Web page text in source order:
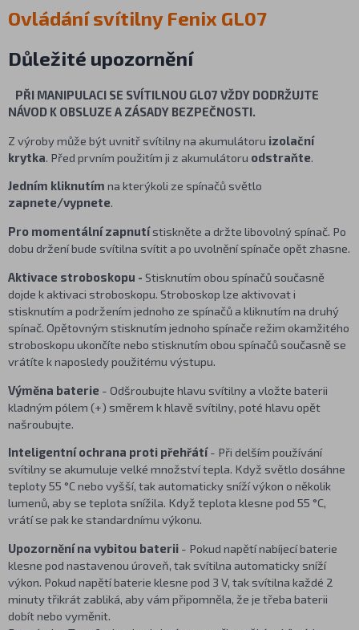
Ovládání svítilny Fenix GL07
Důležité upozornění
PŘI MANIPULACI SE SVÍTILNOU GL07 VŽDY DODRŽUJTE
NÁVOD K OBSLUZE A ZÁSADY BEZPEČNOSTI.
Z výroby může být uvnitř svítilny na akumulátoru izolační
krytka. Před prvním použitím ji z akumulátoru odstraňte.
Jedním kliknutím na kterýkoli ze spínačů světlo
zapnete/vypnete.
Pro momentální zapnutístiskněte a držte libovolný spínač. Po
dobu držení bude svítilna svítit a po uvolnění spínače opět zhasne.
Aktivace stroboskopu - Stisknutím obou spínačů současně
dojde k aktivaci stroboskopu. Stroboskop lze aktivovat i
stisknutím a podržením jednoho ze spínačů a kliknutím na druhý
spínač. Opětovným stisknutím jednoho spínače režim okamžitého
stroboskopu ukončíte nebo stisknutím obou spínačů současně se
vrátíte k naposledy použitému výstupu.
Výměna baterie - Odšroubujte hlavu svítilny a vložte baterii
kladným pólem (+) směrem k hlavě svítilny, poté hlavu opět
našroubujte.
Inteligentní ochrana proti přehřátí- Při delším používání
svítilny se akumuluje velké množství tepla. Když světlo dosáhne
teploty 55 °C nebo vyšší, tak automaticky sníží výkon o několik
lumenů, aby se teplota snížila. Když teplota klesne pod 55 °C,
vrátí se pak ke standardnímu výkonu.
Upozornění na vybitou baterii - Pokud napětí nabíjecí baterie
klesne pod nastavenou úroveň, tak svítilna automaticky sníží
výkon. Pokud napětí baterie klesne pod 3 V, tak svítilna každé 2
minuty třikrát zabliká, aby vám připomněla, že je třeba baterii
dobít nebo vyměnit.